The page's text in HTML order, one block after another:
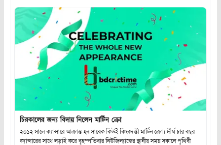
চিরকালের জন্য বিদায় নিলেন মার্টিন ক্রো
২০১২ সালে ক্যান্সারে আক্রান্ত হন সাবেক কিউই কিংবদন্তী মার্টিন ক্রো। দীর্ঘ চার বছর
ক্যান্সারের সাথে লড়াই করে বৃহস্পতিবার নিউজিল্যান্ডের স্থানীয় সময় সকালে পৃথিবী